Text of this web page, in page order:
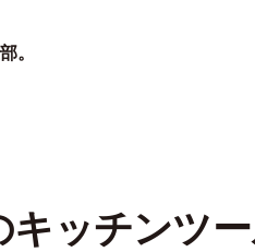
。
キッチンツー